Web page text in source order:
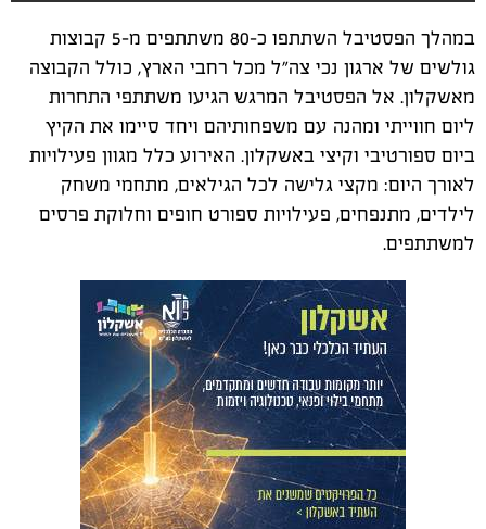
במהלך הפסטיבל השתתפו כ-80 משתתפים מ-5 קבוצות
גולשים של ארגון נכי צה"ל מכל רחבי הארץ, כולל הקבוצה
מאשקלון. אל הפסטיבל המרגש הגיעו משתתפי התחרות
ליום חווייתי ומהנה עם משפחותיהם ויחד סיימו את הקיץ
ביום ספורטיבי וקיצי באשקלון. האירוע כלל מגוון פעילויות
לאורך היום: מקצי גלישה לכל הגילאים, מתחמי משחק
לילדים, מתנפחים, פעילויות ספורט חופים וחלוקת פרסים
למשתתפים.